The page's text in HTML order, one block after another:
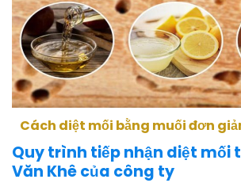
Cách diệt mối bằng muối đơn
Quy trình tiếp nhận diệt mối
Văn Khê của công ty